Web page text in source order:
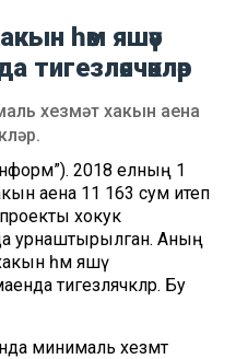
һәм яшәү
хезмәт хакын аена
2018 елның 1
аена 11 163 сум итеп
проекты хокук
урнаштырылган. Аның
һәм яшәү
тигезләячәкләр. Бу
минималь хезмәт